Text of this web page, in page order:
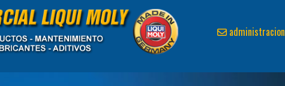
administracion